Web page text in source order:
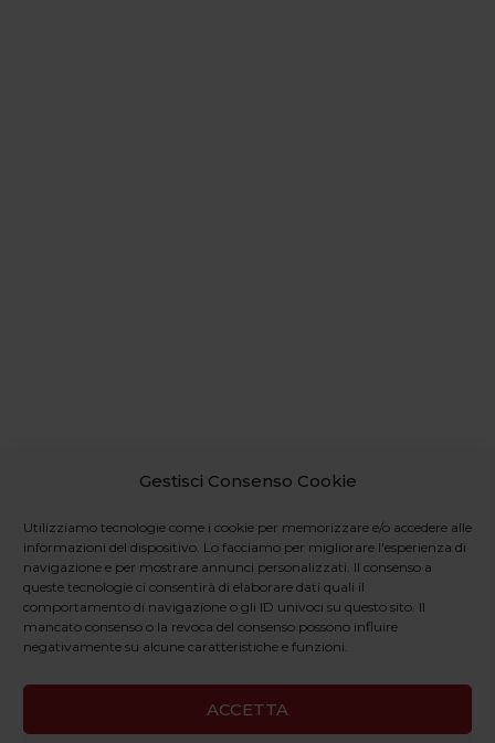
Gestisci Consenso Cookie
Utilizziamo tecnologie come i cookie per memorizzare e/o accedere alle
informazioni del dispositivo. Lo facciamo per migliorare l'esperienza di
navigazione e per mostrare annunci personalizzati. Il consenso a
queste tecnologie ci consentirà di elaborare dati quali il
comportamento di navigazione o gli ID univoci su questo sito. Il
mancato consenso o la revoca del consenso possono influire
negativamente su alcune caratteristiche e funzioni.
ACCETTA